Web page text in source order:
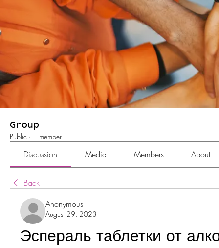
Group
Public · 1 member
Discussion Media Members About
Back
Anonymous
August 29, 2023
Эспераль таблетки от